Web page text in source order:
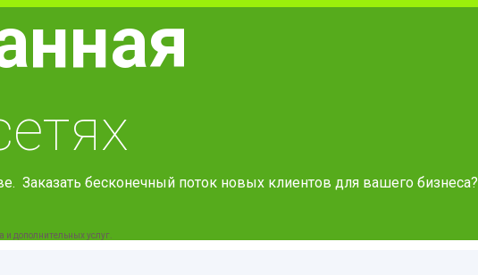
Заказать бесконечный поток новых клиентов для вашего бизнеса?
и дополнительных услуг.